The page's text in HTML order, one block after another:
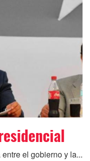
el gobierno y la...